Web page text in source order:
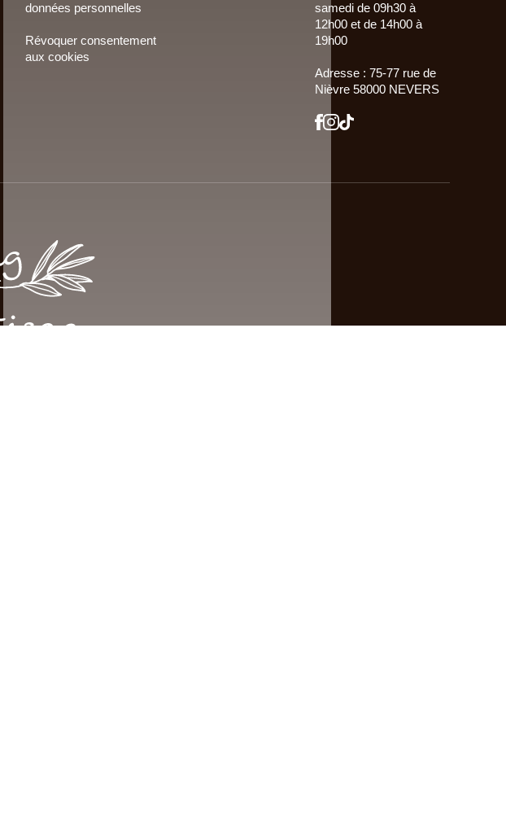
données personnelles
Révoquer consentement
aux cookies
samedi de 09h30 à
12h00 et de 14h00 à
19h00
Adresse : 75-77 rue de
Nièvre 58000 NEVERS